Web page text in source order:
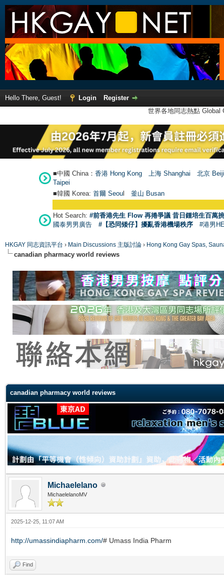
Hello There, Guest! Login
Register
世界各地同志熱點
■中國 China： 香港 Hong Kong 上海 Shanghai
北京
Taipei
■韓國 Korea: 首爾 Seoul 釜山 Busan
Hot Search: #前香港先生 Flow 再捲爭議 昔日鍾培生百萬
國泰男男廣告
#【恐同矮仔】擾亂香港機場秩序 #港男
HKGAY 同志資訊平台 › Main Discussions 主版討論 › Hong Kong Gay Spas,
canadian pharmacy world reviews
canadian pharmacy world reviews
Michaelelano
MichaelelanoMV
2025-12-25, 11:07 AM
http://umassindiapharm.com/# Umass India Pharm
Find